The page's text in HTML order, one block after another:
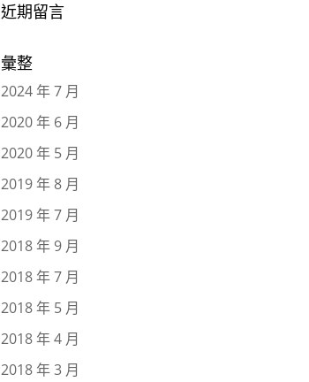
近期留言
彙整
2024 年 7 月
2020 年 6 月
2020 年 5 月
2019 年 8 月
2019 年 7 月
2018 年 9 月
2018 年 7 月
2018 年 5 月
2018 年 4 月
2018 年 3 月